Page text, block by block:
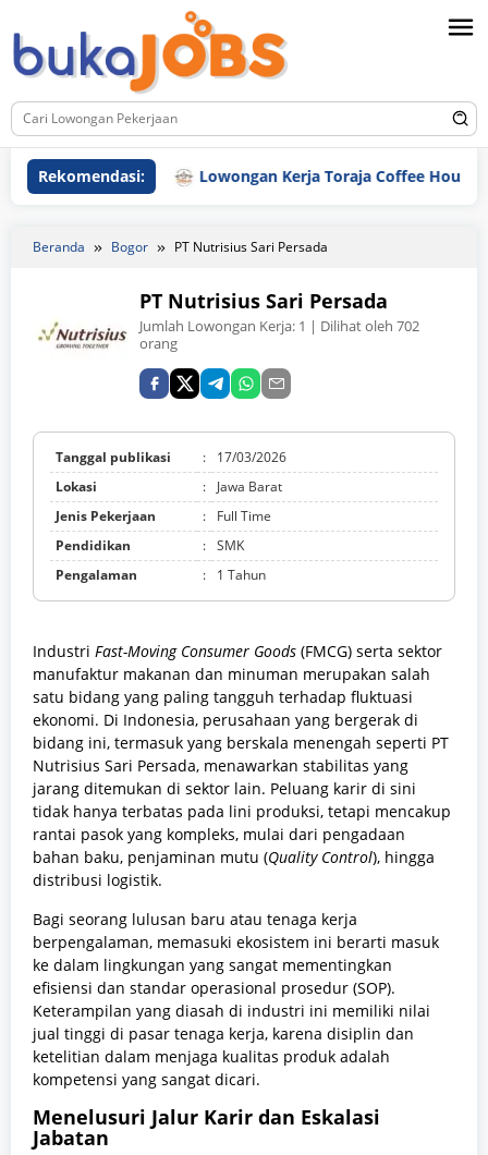
ke
konten
Rekomendasi: Lowongan Kerja Toraja Coffee House
Beranda Bogor PT Nutrisius Sari Persada
PT Nutrisius Sari Persada
Jumlah Lowongan Kerja: 1 | Dilihat oleh 702
orang
Tanggal publikasi :
17/03/2026
Lokasi
:
Jawa Barat
Jenis Pekerjaan
:
Full Time
Pendidikan
: SMK
Pengalaman
: 1 Tahun
Industri Fast-Moving Consumer Goods (FMCG) serta sektor
manufaktur makanan dan minuman merupakan salah
satu bidang yang paling tangguh terhadap fluktuasi
ekonomi. Di Indonesia, perusahaan yang bergerak di
bidang ini, termasuk yang berskala menengah seperti PT
Nutrisius Sari Persada, menawarkan stabilitas yang
jarang ditemukan di sektor lain. Peluang karir di sini
tidak hanya terbatas pada lini produksi, tetapi mencakup
rantai pasok yang kompleks, mulai dari pengadaan
bahan baku, penjaminan mutu (Quality Control), hingga
distribusi logistik.
Bagi seorang lulusan baru atau tenaga kerja
berpengalaman, memasuki ekosistem ini berarti masuk
ke dalam lingkungan yang sangat mementingkan
efisiensi dan standar operasional prosedur (SOP).
Keterampilan yang diasah di industri ini memiliki nilai
jual tinggi di pasar tenaga kerja, karena disiplin dan
ketelitian dalam menjaga kualitas produk adalah
kompetensi yang sangat dicari.
Menelusuri Jalur Karir dan Eskalasi
Jabatan